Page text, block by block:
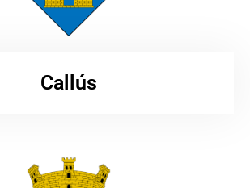
Callús